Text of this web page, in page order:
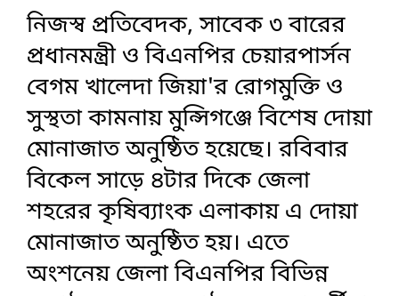
নিজস্ব প্রতিবেদক, সাবেক ৩ বারের
প্রধানমন্ত্রী ও বিএনপির চেয়ারপার্সন
বেগম খালেদা জিয়া'র রোগমুক্তি ও
সুস্থতা কামনায় মুন্সিগঞ্জে বিশেষ দোয়া
মোনাজাত অনুষ্ঠিত হয়েছে। রবিবার
বিকেল সাড়ে ৪টার দিকে জেলা
শহরের কৃষিব্যাংক এলাকায় এ দোয়া
মোনাজাত অনুষ্ঠিত হয়। এতে
অংশনেয় জেলা বিএনপির বিভিন্ন